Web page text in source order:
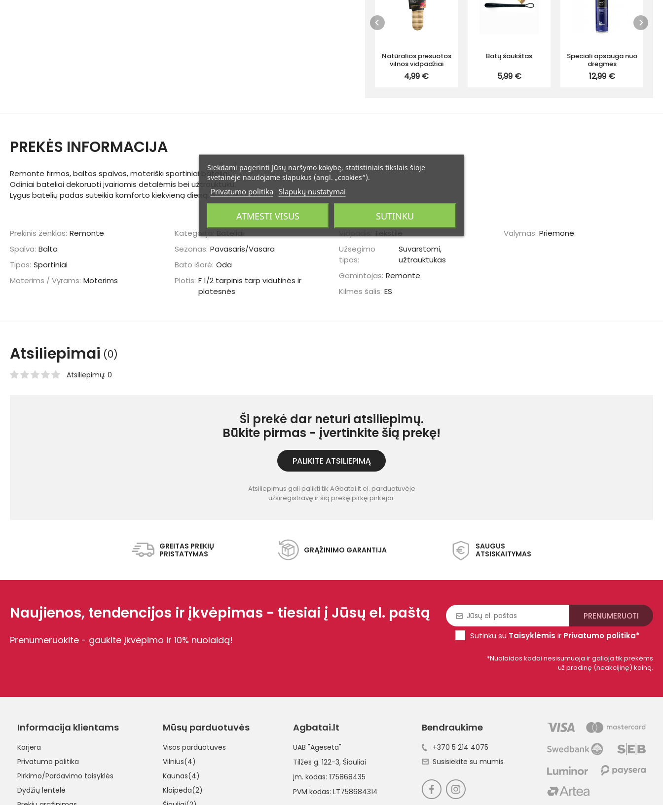
Natūralios presuotos
vilnos vidpadžiai
4,99 €
Batų šaukštas
5,99 €
Speciali apsauga nuo
drėgmės
12,99 €
PREKĖS INFORMACIJA
Remonte firmos, baltos spalvos, moteriški sportiniai bateliai.
Odiniai bateliai dekoruoti įvairiomis detalėmis bei užtrauktuku.
Lygus batelių padas suteikia komforto kiekvieną dieną.
Prekinis ženklas: Remonte
Spalva: Balta
Tipas: Sportiniai
Moterims / Vyrams: Moterims
Kategorija:
Sezonas: Pavasaris/Vasara
Bato išorė: Oda
Plotis: F 1/2 tarpinis tarp vidutinės ir
platesnės
Užsegimo
tipas:
Suvarstomi,
užtrauktukas
Gamintojas: Remonte
Kilmės šalis: ES
Valymas: Priemonė
Atsiliepimai (0)
Atsiliepimų: 0
Ši prekė dar neturi atsiliepimų.
Būkite pirmas - įvertinkite šią prekę!
PALIKITE ATSILIEPIMĄ
Atsiliepimus gali palikti tik AGbatai.lt el. parduotuvėje
užsiregistravę ir šią prekę pirkę pirkėjai.
GREITAS PREKIŲ
PRISTATYMAS
GRĄŽINIMO GARANTIJA
SAUGUS
ATSISKAITYMAS
Naujienos, tendencijos ir įkvėpimas - tiesiai į Jūsų el. paštą
Prenumeruokite - gaukite įkvėpimo ir 10% nuolaidą! Sutinku su Taisyklėmis ir Privatumo politika*
*Nuolaidos kodai nesisumuoja ir galioja tik prekėms
už pradinę (neakcijinę) kainą.
Informacija klientams
Karjera
Privatumo politika
Pirkimo/Pardavimo taisyklės
Dydžių lentelė
Mūsų parduotuvės
Visos parduotuvės
Vilnius(4)
Kaunas(4)
Klaipėda(2)
Agbatai.lt
UAB "Ageseta"
Tilžės g. 122-3, Šiauliai
Įm. kodas: 175868435
PVM kodas: LT758684314
Bendraukime
+370 5 214 4075
Susisiekite su mumis
Siekdami pagerinti Jūsų naršymo kokybę, statistiniais tikslais šioje
svetainėje naudojame slapukus (angl. „cookies“).
Privatumo politika Slapukų nustatymai
ATMESTI VISUS SUTINKU